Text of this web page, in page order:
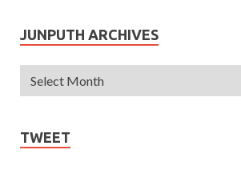
JUNPUTH ARCHIVES
TWEET